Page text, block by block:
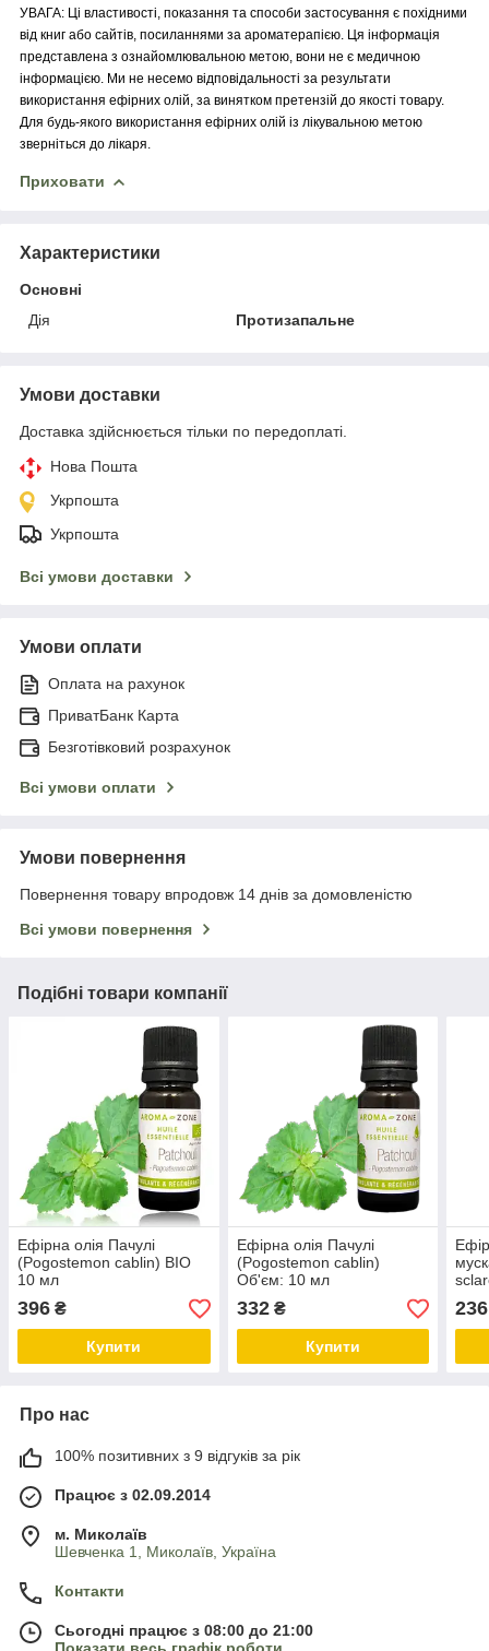
УВАГА: Ці властивості, показання та способи застосування є похідними
від книг або сайтів, посиланнями за ароматерапією. Ця інформація
представлена з ознайомлювальною метою, вони не є медичною
інформацією. Ми не несемо відповідальності за результати
використання ефірних олій, за винятком претензій до якості товару.
Для будь-якого використання ефірних олій із лікувальною метою
зверніться до лікаря.
Приховати
Характеристики
Основні
Дія
Протизапальне
Умови доставки
Доставка здійснюється тільки по передоплаті.
Нова Пошта
Укрпошта
Укрпошта
Всі умови доставки
Умови оплати
Оплата на рахунок
ПриватБанк Карта
Безготівковий розрахунок
Всі умови оплати
Умови повернення
Повернення товару впродовж 14 днів за домовленістю
Всі умови повернення
Подібні товари компанії
Ефірна олія Пачулі
(Pogostemon cablin) BIO
10 мл
396 ₴
Купити
Ефірна олія Пачулі
(Pogostemon cablin)
Об'єм: 10 мл
332₴
Купити
236
Про нас
100% позитивних з 9 відгуків за рік
Працює з 02.09.2014
м. Миколаїв
Шевченка 1, Миколаїв, Україна
Контакти
Сьогодні працює з 08:00 до 21:00